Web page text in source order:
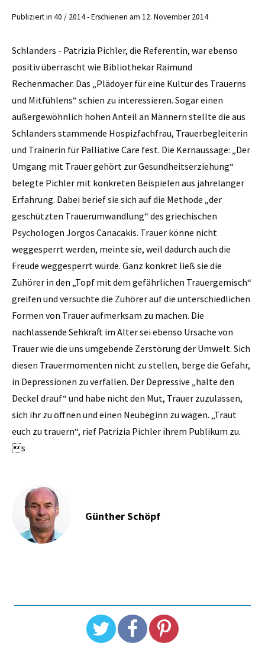
Publiziert in 40 / 2014 - Erschienen am 12. November 2014
Schlanders - Patrizia Pichler, die Referentin, war ebenso
positiv überrascht wie Bibliothekar Raimund
Rechenmacher. Das „Plädoyer für eine Kultur des Trauerns
und Mitfühlens“ schien zu interessieren. Sogar einen
außergewöhnlich hohen Anteil an Männern stellte die aus
Schlanders stammende Hospizfachfrau, Trauerbegleiterin
und Trainerin für Palliative Care fest. Die Kernaussage: „Der
Umgang mit Trauer gehört zur Gesundheitserziehung“
belegte Pichler mit konkreten Beispielen aus jahrelanger
Erfahrung. Dabei berief sie sich auf die Methode „der
geschützten Trauerumwandlung“ des griechischen
Psychologen Jorgos Canacakis. Trauer könne nicht
weggesperrt werden, meinte sie, weil dadurch auch die
Freude weggesperrt würde. Ganz konkret ließ sie die
Zuhörer in den „Topf mit dem gefährlichen Trauergemisch“
greifen und versuchte die Zuhörer auf die unterschiedlichen
Formen von Trauer aufmerksam zu machen. Die
nachlassende Sehkraft im Alter sei ebenso Ursache von
Trauer wie die uns umgebende Zerstörung der Umwelt. Sich
diesen Trauermomenten nicht zu stellen, berge die Gefahr,
in Depressionen zu verfallen. Der Depressive „halte den
Deckel drauf“ und habe nicht den Mut, Trauer zuzulassen,
sich ihr zu öffnen und einen Neubeginn zu wagen. „Traut
euch zu trauern“, rief Patrizia Pichler ihrem Publikum zu.
s
Günther Schöpf